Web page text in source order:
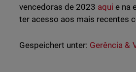
vencedoras de 2023 aqui e na
ter acesso aos mais recentes
Gespeichert unter: Gerência &